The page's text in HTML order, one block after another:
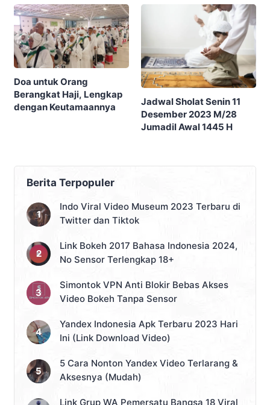
Doa untuk Orang
Berangkat Haji, Lengkap
dengan Keutamaannya
Jadwal Sholat Senin 11
Desember 2023 M/28
Jumadil Awal 1445 H
Berita Terpopuler
Indo Viral Video Museum 2023 Terbaru di
Twitter dan Tiktok
Link Bokeh 2017 Bahasa Indonesia 2024,
No Sensor Terlengkap 18+
Simontok VPN Anti Blokir Bebas Akses
Video Bokeh Tanpa Sensor
Yandex Indonesia Apk Terbaru 2023 Hari
Ini (Link Download Video)
5 Cara Nonton Yandex Video Terlarang &
Aksesnya (Mudah)
Link Grup WA Pemersatu Bangsa 18 Viral